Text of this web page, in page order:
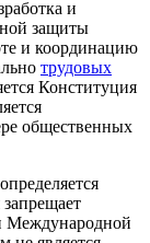
и
защиты
и координацию
трудовых
Конституция
общественных
Международной